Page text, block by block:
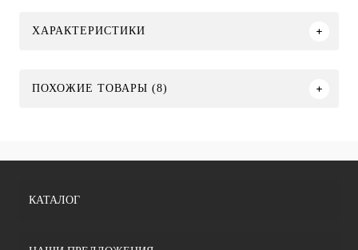
ХАРАКТЕРИСТИКИ
ПОХОЖИЕ ТОВАРЫ (8)
КАТАЛОГ